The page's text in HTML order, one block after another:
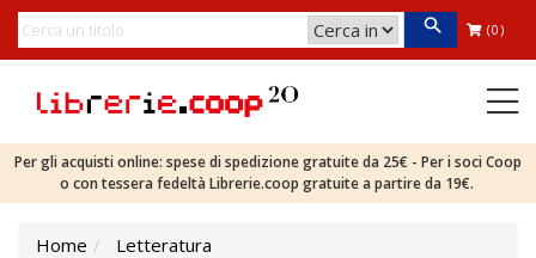
(0)
Per gli acquisti online: spese di spedizione gratuite da 25€ - Per i soci Coop
o con tessera fedeltà Librerie.coop gratuite a partire da 19€.
Home
Letteratura